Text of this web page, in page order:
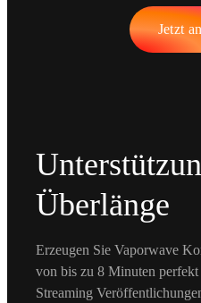
Jetzt
Überlänge
Erzeugen Sie Vaporwave
von bis zu 8 Minuten
Streaming